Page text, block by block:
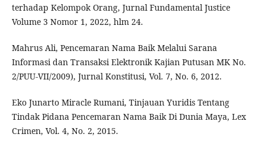
terhadap Kelompok Orang, Jurnal Fundamental Justice
Volume 3 Nomor 1, 2022, hlm 24.
Mahrus Ali, Pencemaran Nama Baik Melalui Sarana
Informasi dan Transaksi Elektronik Kajian Putusan MK No.
2/PUU-VII/2009), Jurnal Konstitusi, Vol. 7, No. 6, 2012.
Eko Junarto Miracle Rumani, Tinjauan Yuridis Tentang
Tindak Pidana Pencemaran Nama Baik Di Dunia Maya, Lex
Crimen, Vol. 4, No. 2, 2015.